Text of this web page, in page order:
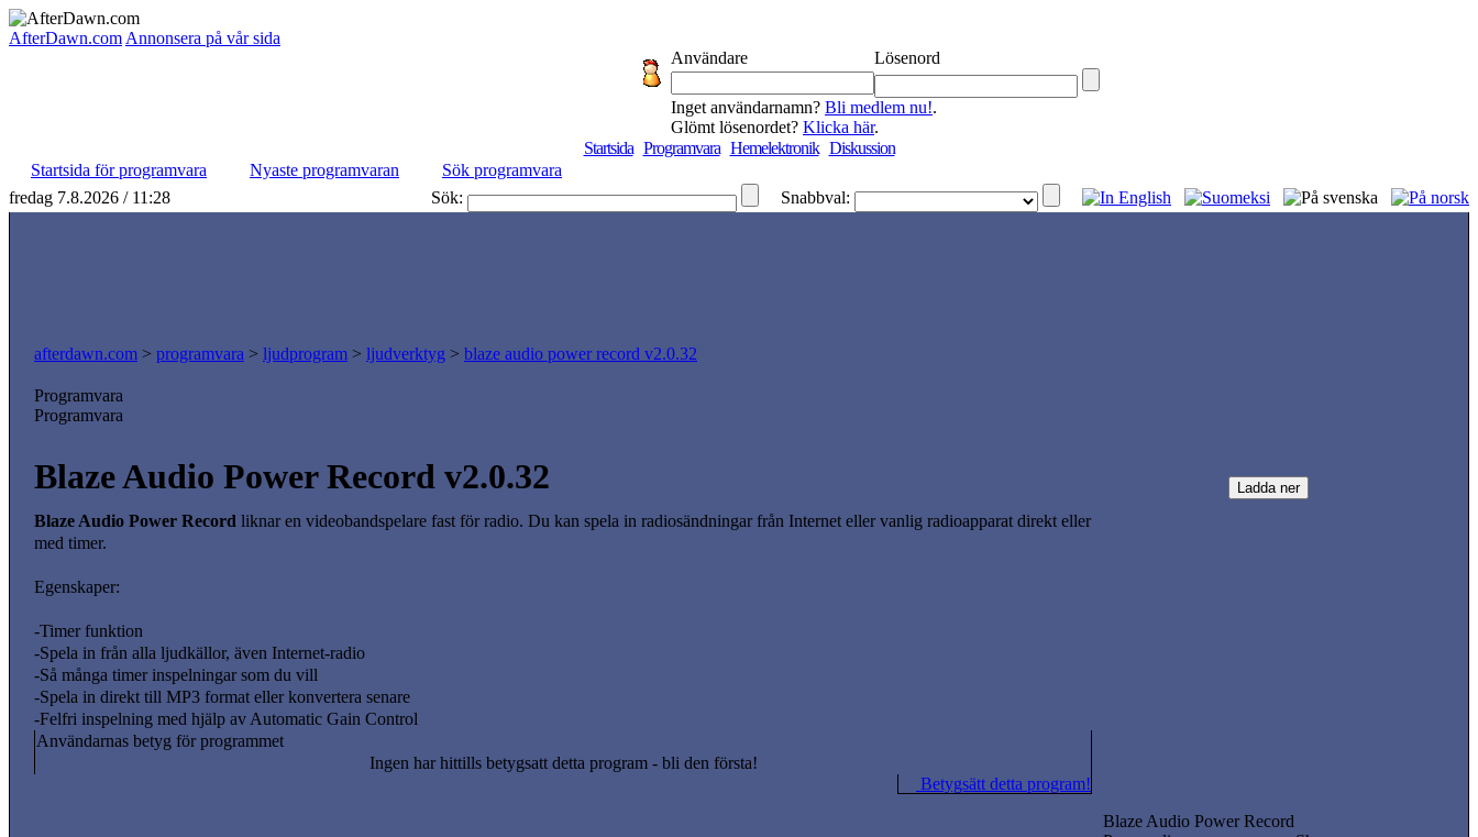
AfterDawn.com Annonsera på vår sida
Användare
Lösenord
Inget användarnamn? Bli medlem nu!.
Glömt lösenordet? Klicka här.
Startsida Programvara Hemelektronik Diskussion
Startsida för programvara
Nyaste programvaran
Sök programvara
fredag 7.8.2026 / 11:28
Sök: Snabbval:
afterdawn.com > programvara > ljudprogram > ljudverktyg > blaze audio power record v2.0.32
Programvara
Programvara
Blaze Audio Power Record v2.0.32
Blaze Audio Power Record liknar en videobandspelare fast för radio. Du kan spela in radiosändningar från Internet eller vanlig radioapparat direkt eller
med timer.
Egenskaper:
-Timer funktion
-Spela in från alla ljudkällor, även Internet-radio
-Så många timer inspelningar som du vill
-Spela in direkt till MP3 format eller konvertera senare
-Felfri inspelning med hjälp av Automatic Gain Control
Blaze Audio Power Record
Användarnas betyg för programmet
Ingen har hittills betygsatt detta program - bli den första!
Betygsätt detta program!